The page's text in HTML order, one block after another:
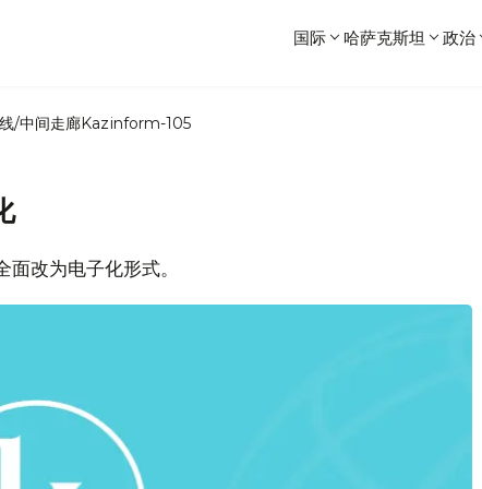
国际 哈萨克斯坦 政治
/中间走廊Kazinform-105
改为电子化形式。